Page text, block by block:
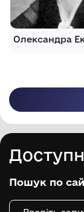
Олександра
Пошук по